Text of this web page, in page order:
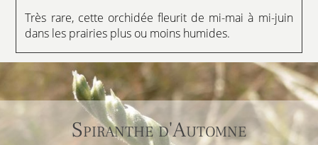
Très rare, cette orchidée fleurit de mi-mai à mi-juin
dans les prairies plus ou moins humides.
Spiranthe d'Automne